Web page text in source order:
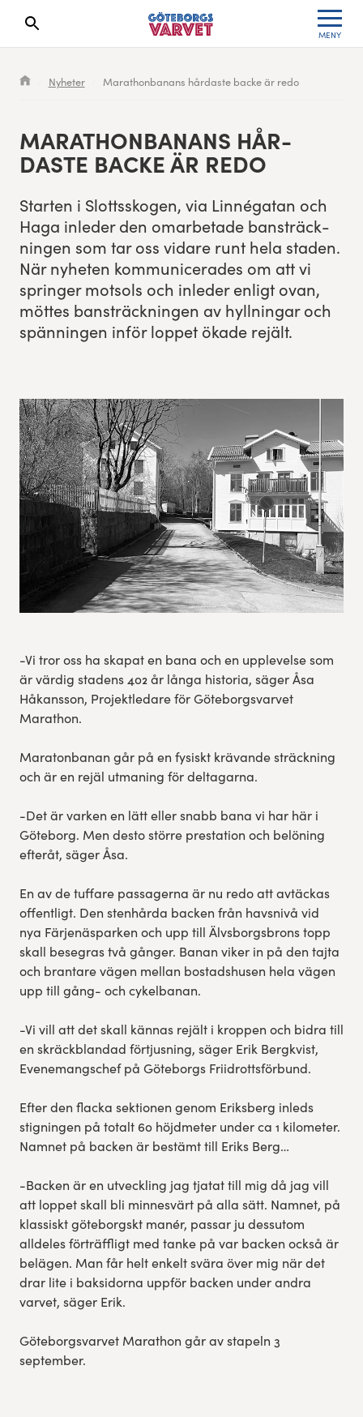
MENY
Sökresultaten dyker upp här
Nyheter Marathonbanans hårdaste backe är redo
MARATHON­BANANS HÅR­
DASTE BACKE ÄR REDO
Starten i Slottssko­gen, via Lin­né­gatan och
Haga inled­er den omar­be­tade bansträck­
nin­gen som tar oss vidare runt hela staden.
När nyheten kom­mu­nicer­ades om att vi
springer mot­sols och inled­er enligt ovan,
möttes bansträck­nin­gen av hyll­ningar och
spän­nin­gen inför lop­pet ökade rejält.
-Vi tror oss ha skapat en bana och en upplevelse som
är värdig stadens 402 år långa historia, säger Åsa
Håkansson, Projektledare för Göteborgsvarvet
Marathon.
Maratonbanan går på en fysiskt krävande sträckning
och är en rejäl utmaning för deltagarna.
-Det är varken en lätt eller snabb bana vi har här i
Göteborg. Men desto större prestation och belöning
efteråt, säger Åsa.
En av de tuffare passagerna är nu redo att avtäckas
offentligt. Den stenhårda backen från havsnivå vid
nya Färjenäsparken och upp till Älvsborgsbrons topp
skall besegras två gånger. Banan viker in på den tajta
och brantare vägen mellan bostadshusen hela vägen
upp till gång- och cykelbanan.
-Vi vill att det skall kännas rejält i kroppen och bidra till
en skräckblandad förtjusning, säger Erik Bergkvist,
Evenemangschef på Göteborgs Friidrottsförbund.
Efter den flacka sektionen genom Eriksberg inleds
stigningen på totalt 60 höjdmeter under ca 1 kilometer.
Namnet på backen är bestämt till Eriks Berg…
-Backen är en utveckling jag tjatat till mig då jag vill
att loppet skall bli minnesvärt på alla sätt. Namnet, på
klassiskt göteborgskt manér, passar ju dessutom
alldeles förträffligt med tanke på var backen också är
belägen. Man får helt enkelt svära över mig när det
drar lite i baksidorna uppför backen under andra
varvet, säger Erik.
Göteborgsvarvet Marathon går av stapeln 3
september.
Seedningsregler
Göteborgsvarvet Expo
Löparinspiration och träning
Spring för välgörenhet
Hållbarhet
Göteborgsvarvets historia
Funktionär/Volontär
Cityvarvet
Lilla Varvet
Varvetmilen
Leverantörer
Partnerportal
Anmälan